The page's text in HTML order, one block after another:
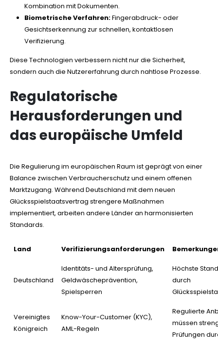
Kombination mit Dokumenten.
Biometrische Verfahren:Fingerabdruck- oder
Gesichtserkennung zur schnellen, kontaktlosen
Verifizierung.
Diese Technologien verbessern nicht nur die Sicherheit,
sondern auch die Nutzererfahrung durch nahtlose Prozesse.
Regulatorische
Herausforderungen und
das europäische Umfeld
Die Regulierung im europäischen Raum ist geprägt von einer
Balance zwischen Verbraucherschutz und einem offenen
Marktzugang. Während Deutschland mit dem neuen
Glücksspielstaatsvertrag strengere Maßnahmen
implementiert, arbeiten andere Länder an harmonisierten
Standards.
Land Verifizierungsanforderungen
Deutschland
Identitäts- und Altersprüfung,
Geldwäscheprävention,
Spielsperren
Höchste
durch
Vereinigtes
Königreich
Know-Your-Customer (KYC),
AML-Regeln
Regulierte
müssen
Prüfungen